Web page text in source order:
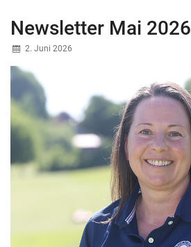
Newsletter Mai 2026
2. Juni 2026